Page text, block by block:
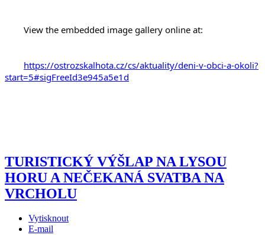
https://ostrozskalhota.cz/cs/aktuality/deni-v-obci-a-okoli?
start=5#sigFreeId3e945a5e1d
TURISTICKÝ VÝŠLAP NA LYSOU
HORU A NEČEKANÁ SVATBA NA
VRCHOLU
Vytisknout
E-mail